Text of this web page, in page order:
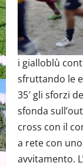
i gialloblù
sfruttando le
35′ gli sforzi
sfonda
cross con il
a rete con
avvitamento.